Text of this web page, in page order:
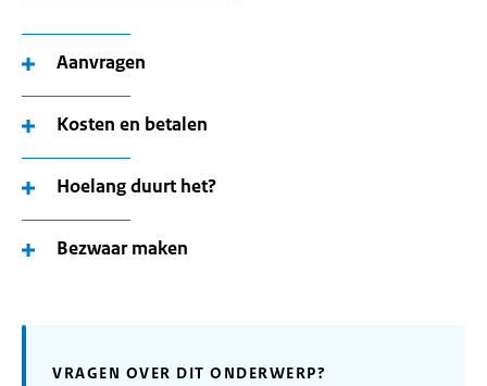
Aanvragen
Kosten en betalen
Hoelang duurt het?
Bezwaar maken
VRAGEN OVER DIT ONDERWERP?